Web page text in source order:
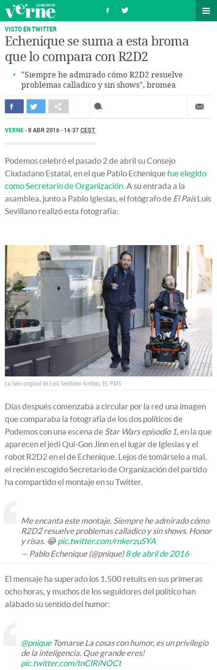
VISTO EN TWITTER
Echenique se suma a esta broma
que lo compara con R2D2
"Siempre he admirado cómo R2D2 resuelve
problemas calladico y sin shows", bromea
VERNE 8 ABR 2016 - 16:37 CEST
Podemos celebró el pasado 2 de abril su Consejo
Ciudadano Estatal, en el que Pablo Echeniquefue elegido
como Secretario de Organización. A su entrada a la
asamblea, junto a Pablo Iglesias, el fotógrafo de El PaísLuis
Sevillano realizó esta fotografía:
La foto original de Luis Sevillano Arribas. EL PAÍS
Días después comenzaba a circular por la red una imagen
que comparaba la fotografía de los dos políticos de
Podemos con una escena de Star Wars episodio 1, en la que
aparecen el jedi Qui-Gon Jinn en el lugar de Iglesias y el
robot R2D2 en el de Echenique. Lejos de tomárselo a mal,
el recién escogido Secretario de Organización del partido
ha compartido el montaje en su Twitter.
Me encanta este montaje. Siempre he admirado cómo
R2D2 resuelve problemas calladico y sin shows. Honor
y risas. 😂 pic.twitter.com/rnkerzuSYA
— Pablo Echenique (@pnique)8 de abril de 2016
El mensaje ha superado los 1.500 retuits en sus primeras
ocho horas, y muchos de los seguidores del político han
alabado su sentido del humor:
@pniqueTomarse La cosas con humor, es un privilegio
de la inteligencia. Que grande eres!
pic.twitter.com/tnClRiNOCt